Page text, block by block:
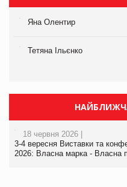
Яна Олентир
Тетяна Ільєнко
18 червня 2026 |
3-4 вересня Виставки та
2026: Власна марка - Власна